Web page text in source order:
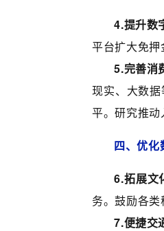
4.提升数
平台扩大免押
5.完善消
现实、大数
平。研究推动
四、优化
6.拓展文
务。鼓励各
7.便捷交